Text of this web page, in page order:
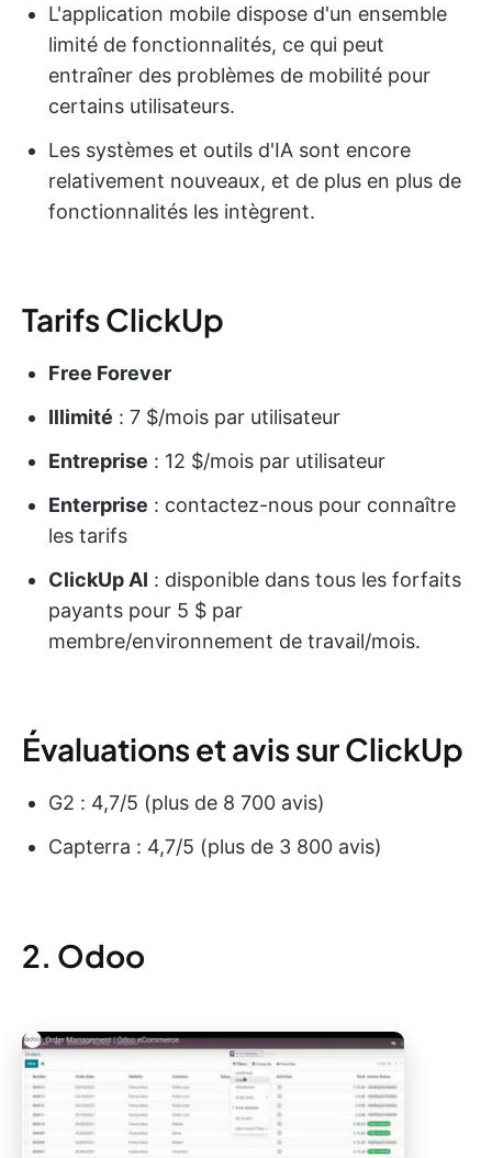
L'application mobile dispose d'un ensemble
limité de fonctionnalités, ce qui peut
entraîner des problèmes de mobilité pour
certains utilisateurs.
Les systèmes et outils d'IA sont encore
relativement nouveaux, et de plus en plus de
fonctionnalités les intègrent.
Tarifs ClickUp
Free Forever
Illimité : 7 $/mois par utilisateur
Entreprise : 12 $/mois par utilisateur
Enterprise : contactez-nous pour connaître
les tarifs
ClickUp AI : disponible dans tous les forfaits
payants pour 5 $ par
membre/environnement de travail/mois.
Évaluations et avis sur ClickUp
G2 : 4,7/5 (plus de 8 700 avis)
Capterra : 4,7/5 (plus de 3 800 avis)
2. Odoo